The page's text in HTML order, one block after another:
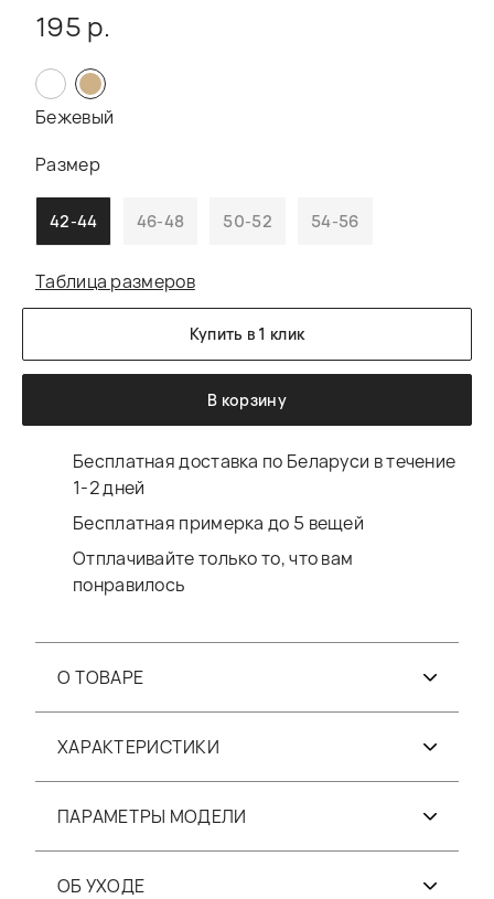
195 р.
Бежевый
Размер
42-44 46-48 50-52 54-56
Таблица размеров
Купить в 1 клик
В корзину
Бесплатная доставка по Беларуси в течение
1-2 дней
Бесплатная примерка до 5 вещей
Отплачивайте только то, что вам
понравилось
О ТОВАРЕ
ХАРАКТЕРИСТИКИ
ПАРАМЕТРЫ МОДЕЛИ
ОБ УХОДЕ